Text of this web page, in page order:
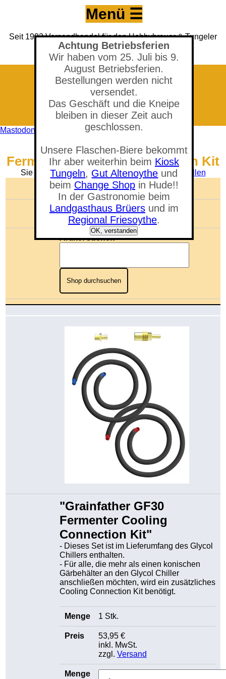
Achtung Betriebsferien
Wir haben vom 25. Juli bis 9.
August Betriebsferien.
Bestellungen werden nicht
versendet.
Das Geschäft und die Kneipe
bleiben in dieser Zeit auch
geschlossen.
Unsere Flaschen-Biere bekommt
Ihr aber weiterhin beim Kiosk
Tungeln, Gut Altenoythe und
beim Change Shopin Hude!!
In der Gastronomie beim
Landgasthaus Brüersund im
Regional Friesoythe.
OK, verstanden
Seit 1993 Versandhandel für den Hobbybrauer & Tungeler
Brauerei seit 2017
(Neuer) Tungeler Krug seit 1903
Menü ☰
Mastodon
Shop - Grainfather GF30
Fermenter Cooling Connection Kit
Sie befinden sich in der Abteilung:Gären & Abfüllen
🛒 Warenkorb anzeigen
Anzahl der Artikel: 0
Gesamtwert: 0,00 €
Artikel suchen
Shop durchsuchen
"Grainfather GF30
Fermenter Cooling
Connection Kit"
- Dieses Set ist im Lieferumfang des Glycol
Chillers enthalten.
- Für alle, die mehr als einen konischen
Gärbehälter an den Glycol Chiller
anschließen möchten, wird ein zusätzliches
Cooling Connection Kit benötigt.
1 Stk.
53,95 €
inkl. MwSt.
zzgl. Versand